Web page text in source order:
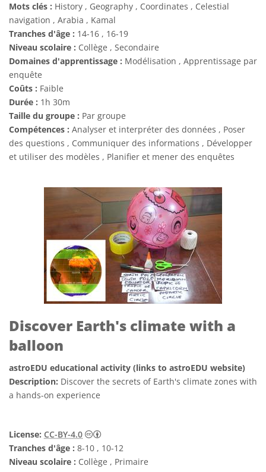
Mots clés : History , Geography , Coordinates , Celestial
navigation , Arabia , Kamal
Tranches d'âge : 14-16 , 16-19
Niveau scolaire : Collège , Secondaire
Domaines d'apprentissage : Modélisation , Apprentissage par
enquête
Coûts : Faible
Durée : 1h 30m
Taille du groupe : Par groupe
Compétences : Analyser et interpréter des données , Poser
des questions , Communiquer des informations , Développer
et utiliser des modèles , Planifier et mener des enquêtes
Discover Earth's climate with a
balloon
astroEDU educational activity (links to astroEDU website)
Description: Discover the secrets of Earth's climate zones with
a hands-on experience
License: CC-BY-4.0
Creative Commons (CC) Attribution 4.0
Tranches d'âge : 8-10 , 10-12
Niveau scolaire : Collège , Primaire